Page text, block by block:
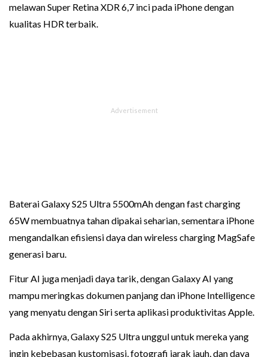
melawan Super Retina XDR 6,7 inci pada iPhone dengan
kualitas HDR terbaik.
Baterai Galaxy S25 Ultra 5500mAh dengan fast charging
65W membuatnya tahan dipakai seharian, sementara iPhone
mengandalkan efisiensi daya dan wireless charging MagSafe
generasi baru.
Fitur AI juga menjadi daya tarik, dengan Galaxy AI yang
mampu meringkas dokumen panjang dan iPhone Intelligence
yang menyatu dengan Siri serta aplikasi produktivitas Apple.
Pada akhirnya, Galaxy S25 Ultra unggul untuk mereka yang
ingin kebebasan kustomisasi, fotografi jarak jauh, dan daya